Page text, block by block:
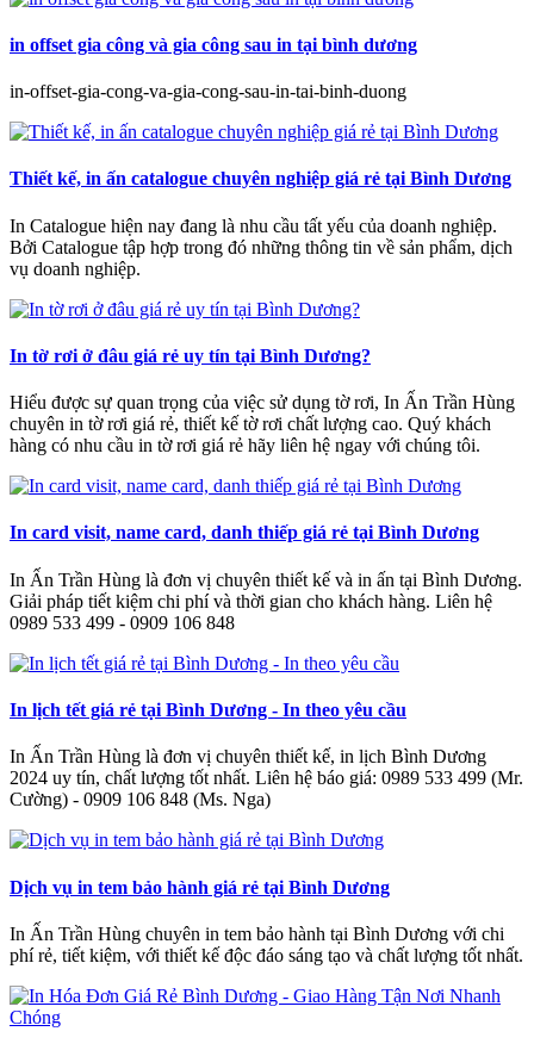
in offset gia công và gia công sau in tại bình dương
in-offset-gia-cong-va-gia-cong-sau-in-tai-binh-duong
Thiết kế, in ấn catalogue chuyên nghiệp giá rẻ tại Bình Dương
In Catalogue hiện nay đang là nhu cầu tất yếu của doanh nghiệp.
Bởi Catalogue tập hợp trong đó những thông tin về sản phẩm, dịch
vụ doanh nghiệp.
In tờ rơi ở đâu giá rẻ uy tín tại Bình Dương?
Hiểu được sự quan trọng của việc sử dụng tờ rơi, In Ấn Trần Hùng
chuyên in tờ rơi giá rẻ, thiết kế tờ rơi chất lượng cao. Quý khách
hàng có nhu cầu in tờ rơi giá rẻ hãy liên hệ ngay với chúng tôi.
In card visit, name card, danh thiếp giá rẻ tại Bình Dương
In Ấn Trần Hùng là đơn vị chuyên thiết kế và in ấn tại Bình Dương.
Giải pháp tiết kiệm chi phí và thời gian cho khách hàng. Liên hệ
0989 533 499 - 0909 106 848
In lịch tết giá rẻ tại Bình Dương - In theo yêu cầu
In Ấn Trần Hùng là đơn vị chuyên thiết kế, in lịch Bình Dương
2024 uy tín, chất lượng tốt nhất. Liên hệ báo giá: 0989 533 499 (Mr.
Cường) - 0909 106 848 (Ms. Nga)
Dịch vụ in tem bảo hành giá rẻ tại Bình Dương
In Ấn Trần Hùng chuyên in tem bảo hành tại Bình Dương với chi
phí rẻ, tiết kiệm, với thiết kế độc đáo sáng tạo và chất lượng tốt nhất.